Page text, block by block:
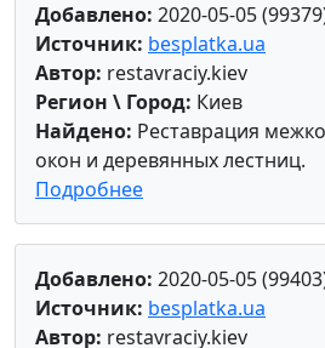
Добавлено: 2020-05-05
Источник: besplatka.ua
Автор: restavraciy.kiev
Регион \ Город: Киев
Найдено: Реставрация
окон и деревянных лестниц.
Подробнее
Добавлено: 2020-05-05
Источник: besplatka.ua
Автор: restavraciy.kiev